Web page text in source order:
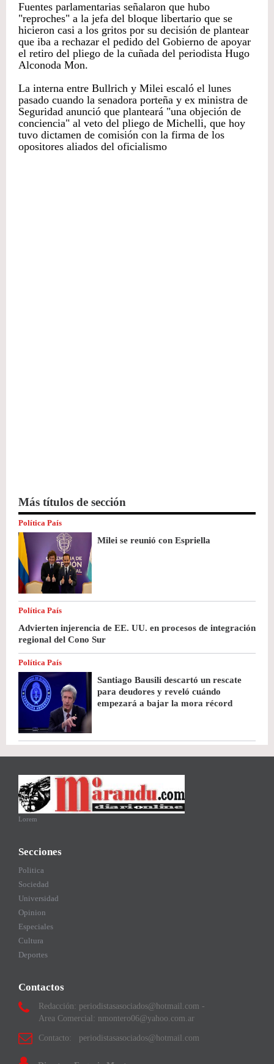
Fuentes parlamentarias señalaron que hubo
"reproches" a la jefa del bloque libertario que se
hicieron casi a los gritos por su decisión de plantear
que iba a rechazar el pedido del Gobierno de apoyar
el retiro del pliego de la cuñada del periodista Hugo
Alconoda Mon.
La interna entre Bullrich y Milei escaló el lunes
pasado cuando la senadora porteña y ex ministra de
Seguridad anunció que planteará "una objeción de
conciencia" al veto del pliego de Michelli, que hoy
tuvo dictamen de comisión con la firma de los
opositores aliados del oficialismo
Más títulos de sección
Política País
Milei se reunió con Espriella
Política País
Advierten injerencia de EE. UU. en procesos de integración
regional del Cono Sur
Política País
Santiago Bausili descartó un rescate
para deudores y reveló cuándo
empezará a bajar la mora récord
Lorem
Secciones
Politica
Sociedad
Universidad
Opinion
Especiales
Cultura
Deportes
Contactos
Redacción: periodistasasociados@hotmail.com -
Area Comercial: nmontero06@yahoo.com.ar
Contacto: periodistasasociados@hotmail.com